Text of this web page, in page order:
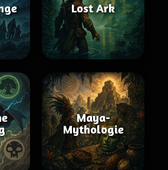
Lost Ark
Maya-
Mythologie